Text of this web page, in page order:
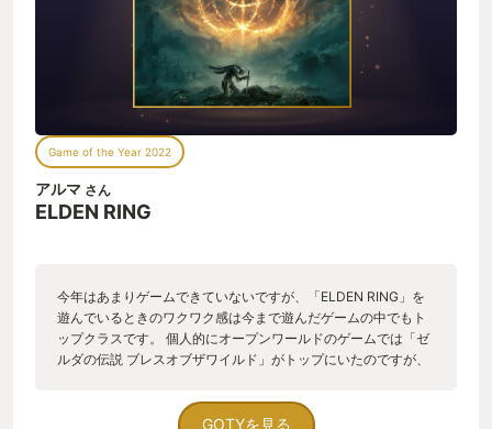
Game of the Year 2022
アルマ さん
ELDEN RING
今年はあまりゲームできていないですが、「ELDEN RING」を
遊んでいるときのワクワク感は今まで遊んだゲームの中でもト
ップクラスです。 個人的にオープンワールドのゲームでは「ゼ
ルダの伝説 ブレスオブザワイルド」がトップにいたのですが、
オブザキングダム」が「ELDEN RING」を超えられるのか心配
になるくらいです。 魅力としてはまず舞台となる世界、狭間の
GOTYを見る